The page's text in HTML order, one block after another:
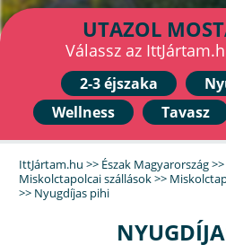
UTAZOL
Válassz az
2-3 éjszaka
Wellness
Tavasz
IttJártam.hu >> Észak Magyarország>>
Miskolctapolcai szállások>>
>> Nyugdíjas pihi